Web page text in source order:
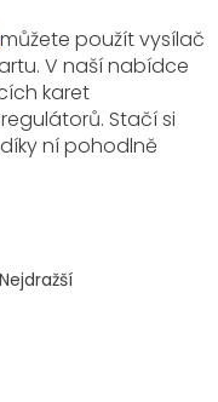
můžete použít vysílač
V naší nabídce
karet
Stačí si
ní pohodlně
Nejdražší